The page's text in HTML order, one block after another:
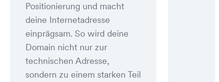
Positionierung und macht
deine Internetadresse
einprägsam. So wird deine
Domain nicht nur zur
technischen Adresse,
sondern zu einem starken Teil